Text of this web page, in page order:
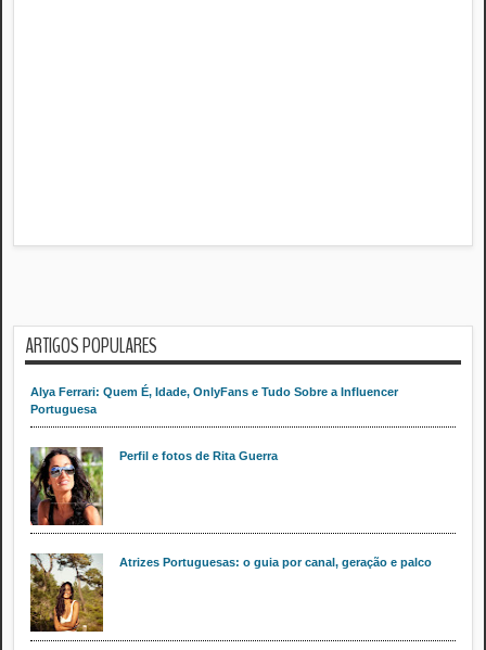
ARTIGOS POPULARES
Alya Ferrari: Quem É, Idade, OnlyFans e Tudo Sobre a Influencer
Portuguesa
Perfil e fotos de Rita Guerra
Atrizes Portuguesas: o guia por canal, geração e palco